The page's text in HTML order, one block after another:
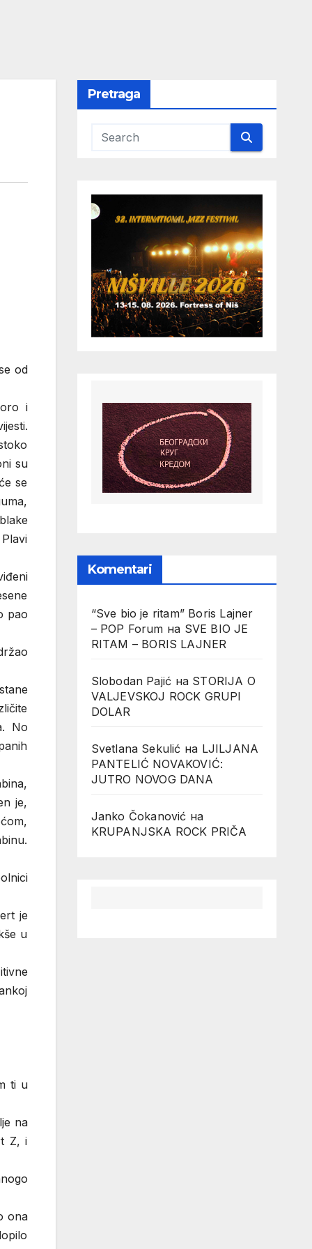
od
i
su
se
pao
No
je,
je
u
ti u
na
Z, i
ona
Pretraga
Komentari
“Sve bio je ritam” Boris Lajner
– POP Forum на SVE BIO JE
RITAM – BORIS LAJNER
Slobodan Pajić на STORIJA O
VALJEVSKOJ ROCK GRUPI
DOLAR
Svetlana Sekulić на LJILJANA
PANTELIĆ NOVAKOVIĆ:
JUTRO NOVOG DANA
Janko Čokanović на
KRUPANJSKA ROCK PRIČA